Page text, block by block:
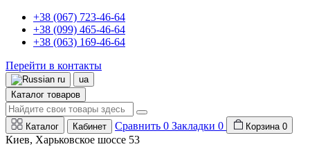
+38 (067) 723-46-64
+38 (099) 465-46-64
+38 (063) 169-46-64
Перейти в контакты
ru
ua
Каталог товаров
Каталог Кабинет Сравнить 0 Закладки 0 Корзина 0
Киев, Харьковское шоссе 53